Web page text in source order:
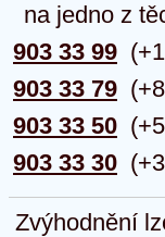
na jedno z
903 33 99
903 33 79
903 33 50
903 33 30
Zvýhodnění